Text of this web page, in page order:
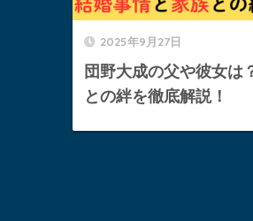
2025年9月27日
団野大成の父や彼女は
との絆を徹底解説！